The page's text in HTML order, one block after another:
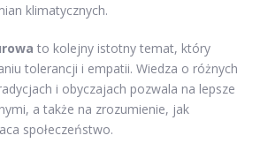
klimatycznych.
to kolejny istotny temat, który
tolerancji i empatii. Wiedza o różnych
i obyczajach pozwala na lepsze
a także na zrozumienie, jak
społeczeństwo.